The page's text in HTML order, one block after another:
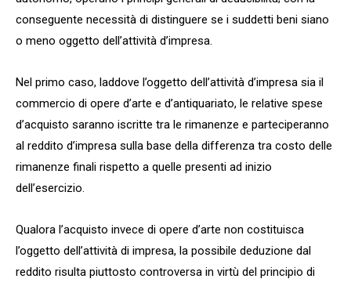
conseguente necessità di distinguere se i suddetti beni siano
o meno oggetto dell’attività d’impresa.
Nel primo caso, laddove l’oggetto dell’attività d’impresa sia il
commercio di opere d’arte e d’antiquariato, le relative spese
d’acquisto saranno iscritte tra le rimanenze e parteciperanno
al reddito d’impresa sulla base della differenza tra costo delle
rimanenze finali rispetto a quelle presenti ad inizio
dell’esercizio.
Qualora l’acquisto invece di opere d’arte non costituisca
l’oggetto dell’attività di impresa, la possibile deduzione dal
reddito risulta piuttosto controversa in virtù del principio di